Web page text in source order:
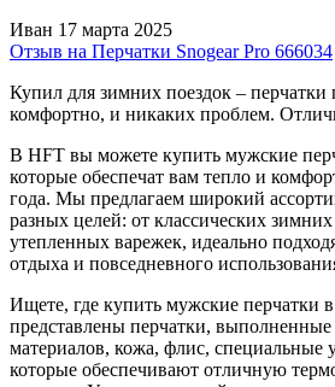
Иван 17 марта 2025
Отзыв на Перчатки Snogear Pro 666034
Купил для зимних поездок – перчатки
комфортно, и никаких проблем.
В HFT вы можете купить мужские
которые обеспечат вам тепло и
года. Мы предлагаем широкий
разных целей: от классических
утепленных варежек, идеально
отдыха и повседневного
Ищете, где купить мужские перчатки
представлены перчатки,
материалов, кожа, флис, специальные
которые обеспечивают отличную